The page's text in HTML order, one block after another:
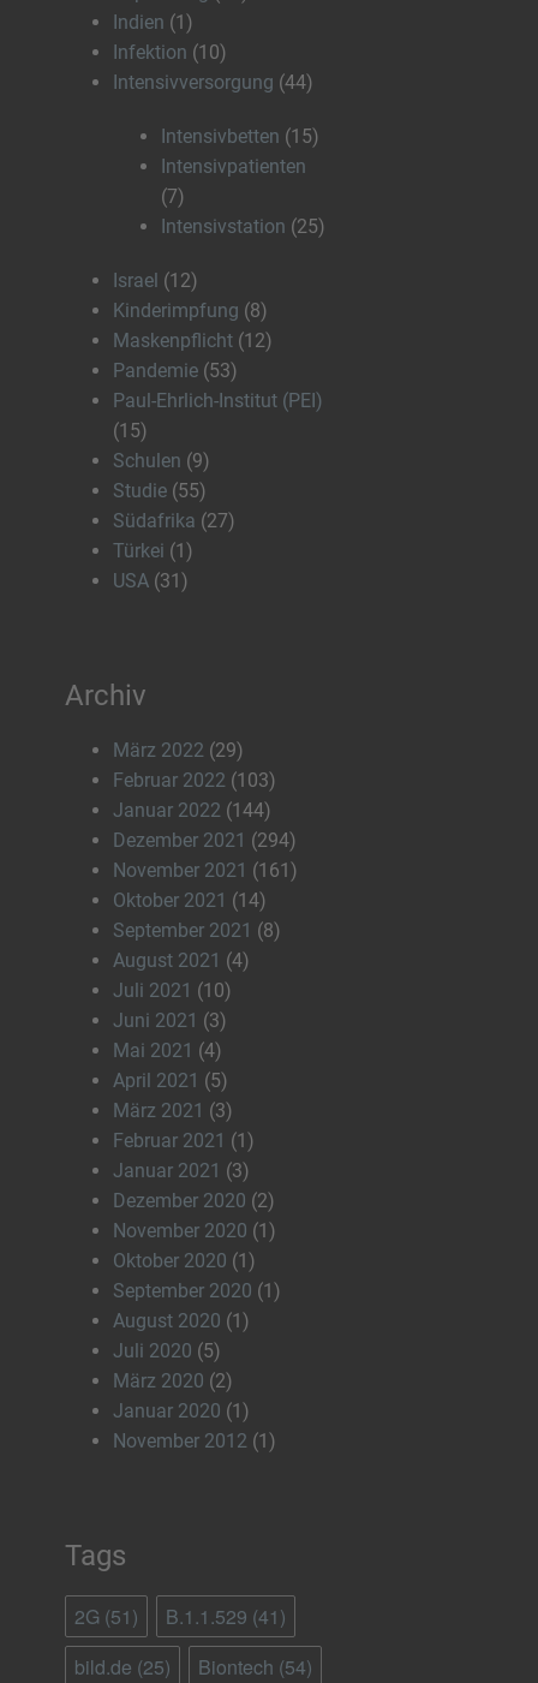
Indien (1)
Infektion (10)
Intensivversorgung (44)
Intensivbetten (15)
Intensivpatienten
(7)
Intensivstation (25)
Israel (12)
Kinderimpfung (8)
Maskenpflicht (12)
Pandemie (53)
Paul-Ehrlich-Institut (PEI)
(15)
Schulen (9)
Studie (55)
Südafrika (27)
Türkei (1)
USA (31)
Archiv
März 2022 (29)
Februar 2022 (103)
Januar 2022 (144)
Dezember 2021 (294)
November 2021 (161)
Oktober 2021 (14)
September 2021 (8)
August 2021 (4)
Juli 2021 (10)
Juni 2021 (3)
Mai 2021 (4)
April 2021 (5)
März 2021 (3)
Februar 2021 (1)
Januar 2021 (3)
Dezember 2020 (2)
November 2020 (1)
Oktober 2020 (1)
September 2020 (1)
August 2020 (1)
Juli 2020 (5)
März 2020 (2)
Januar 2020 (1)
November 2012 (1)
Tags
2G (51) B.1.1.529 (41)
bild.de (25) Biontech (54)